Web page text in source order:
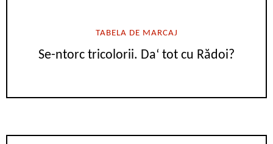
TABELA DE MARCAJ
Se-ntorc tricolorii. Da‘ tot cu Rădoi?